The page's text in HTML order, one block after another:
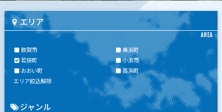
エリア
AREA
敦賀市
美浜町
若狭町
小浜市
おおい町
高浜町
エリア絞込解除
ジャンル